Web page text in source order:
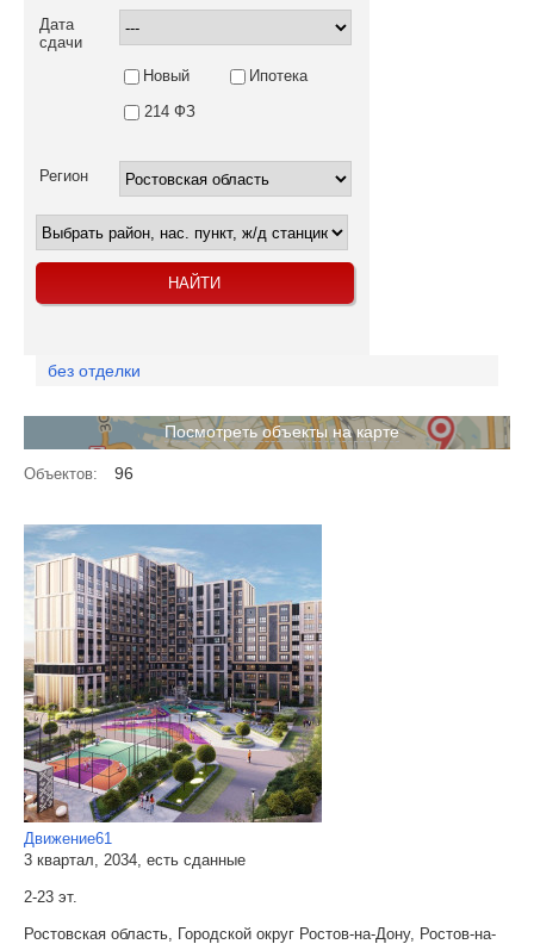
Дата
сдачи
Новый
Ипотека
214 ФЗ
Регион
без отделки
Посмотреть объекты на карте
Объектов: 96
Движение61
3 квартал, 2034, есть сданные
2-23 эт.
Ростовская область, Городской округ Ростов-на-Дону, Ростов-на-